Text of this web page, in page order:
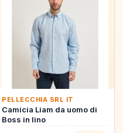
PELLECCHIA SRL IT
Camicia Liam da uomo di
Boss in lino